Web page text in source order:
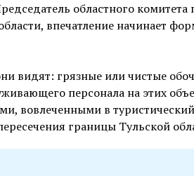
областного
впечатление начинает
видят: грязные или чистые
персонала на этих
вовлеченными в
границы Тульской